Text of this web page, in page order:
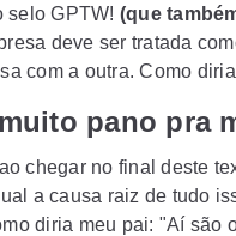
selo GPTW! (que
deve ser tratada
com a outra. Como
pano pra
chegar no final deste
a causa raiz de tudo
diria meu pai: "Aí são